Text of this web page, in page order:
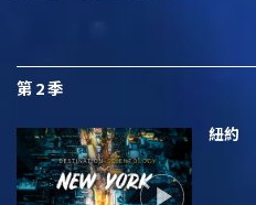
第 2 季
紐約